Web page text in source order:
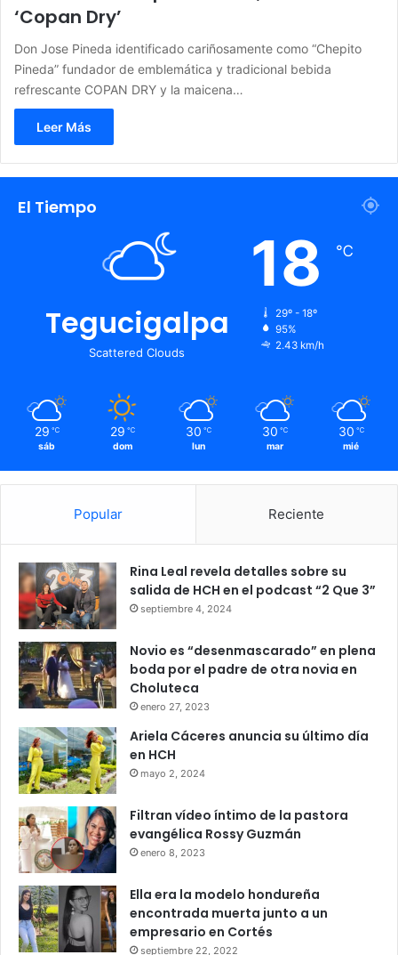
‘Copan Dry’
Don Jose Pineda identificado cariñosamente como “Chepito
Pineda” fundador de emblemática y tradicional bebida
refrescante COPAN DRY y la maicena…
Leer Más
El Tiempo
Tegucigalpa
Scattered Clouds
18 ℃
29º - 18º
95%
2.43 km/h
29 ℃
sáb
29 ℃
dom
30 ℃
lun
30 ℃
mar
30 ℃
mié
Popular Reciente
Rina Leal revela detalles sobre su
salida de HCH en el podcast “2 Que 3”
septiembre 4, 2024
Novio es “desenmascarado” en plena
boda por el padre de otra novia en
Choluteca
enero 27, 2023
Ariela Cáceres anuncia su último día
en HCH
mayo 2, 2024
Filtran vídeo íntimo de la pastora
evangélica Rossy Guzmán
enero 8, 2023
Ella era la modelo hondureña
encontrada muerta junto a un
empresario en Cortés
septiembre 22, 2022